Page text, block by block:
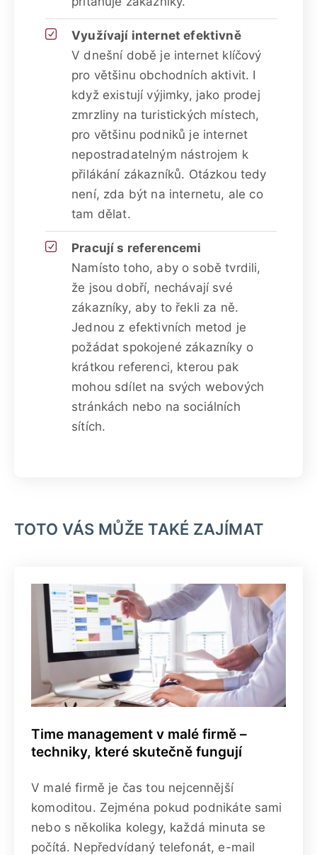
Využívají internet efektivně
V dnešní době je internet klíčový
pro většinu obchodních aktivit. I
když existují výjimky, jako prodej
zmrzliny na turistických místech,
pro většinu podniků je internet
nepostradatelným nástrojem k
přilákání zákazníků. Otázkou tedy
není, zda být na internetu, ale co
tam dělat.
Pracují s referencemi
Namísto toho, aby o sobě tvrdili,
že jsou dobří, nechávají své
zákazníky, aby to řekli za ně.
Jednou z efektivních metod je
požádat spokojené zákazníky o
krátkou referenci, kterou pak
mohou sdílet na svých webových
stránkách nebo na sociálních
sítích.
TOTO VÁS MŮŽE TAKÉ ZAJÍMAT
Time management v malé firmě –
techniky, které skutečně fungují
V malé firmě je čas tou nejcennější
komoditou. Zejména pokud podnikáte sami
nebo s několika kolegy, každá minuta se
počítá. Nepředvídaný telefonát, e-mail